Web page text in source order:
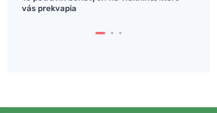
vás prekvapia